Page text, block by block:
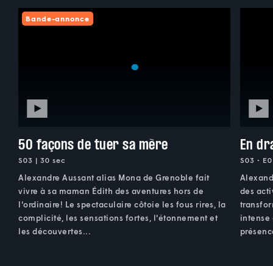
Bande-annonce
50 façons de tuer sa mère
S03 | 30 sec
Alexandre Aussant alias Mona de Grenoble fait
vivre à sa maman Édith des aventures hors de
l'ordinaire! Le spectaculaire côtoie les fous rires, la
complicité, les sensations fortes, l'étonnement et
les découvertes...
En
S03 •
des
intense